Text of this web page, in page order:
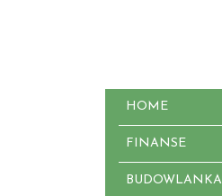
HOME
FINANSE
BUDOWLANKA